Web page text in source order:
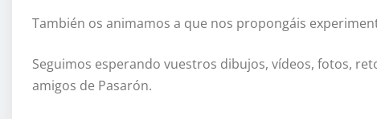
También os animamos a que nos propongáis
Seguimos esperando vuestros dibujos, vídeos, fotos,
amigos de Pasarón.